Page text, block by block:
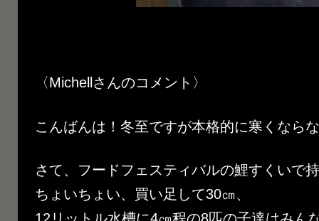
〈Michellさんのコメント〉
こんばんは！冬至ですが本格的に寒くなら
さて、フードフェスティバルの鯉すくいで
ちょいちょい、買い足して30㎝、